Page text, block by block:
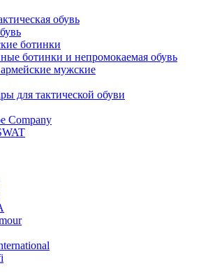
обувь
ботинки
ботинки и непромокаемая обувь
мужские
для тактической обуви
Company